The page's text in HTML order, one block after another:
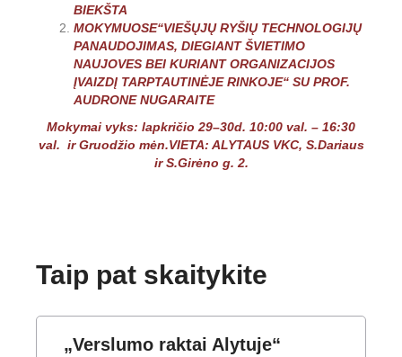
BIEKŠTA
MOKYMUOSE“VIEŠŲJŲ RYŠIŲ TECHNOLOGIJŲ
PANAUDOJIMAS, DIEGIANT ŠVIETIMO
NAUJOVES BEI KURIANT ORGANIZACIJOS
ĮVAIZDĮ TARPTAUTINĖJE RINKOJE“ SU PROF.
AUDRONE NUGARAITE
Mokymai vyks: lapkričio 29–30d. 10:00 val. – 16:30
val. ir Gruodžio mėn.VIETA: ALYTAUS VKC, S.Dariaus
ir S.Girėno g. 2.
Taip pat skaitykite
„Verslumo raktai Alytuje“